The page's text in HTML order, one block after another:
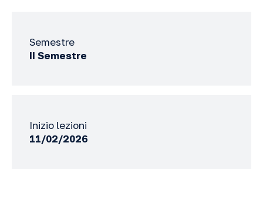
Semestre
II Semestre
Inizio lezioni
11/02/2026